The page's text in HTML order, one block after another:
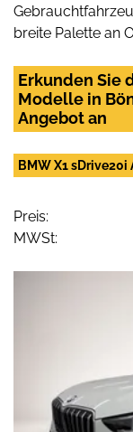
breite Palette an
Erkunden Sie
Modelle in
Angebot an
BMW X1 sDrive20i
Preis:
MWSt: